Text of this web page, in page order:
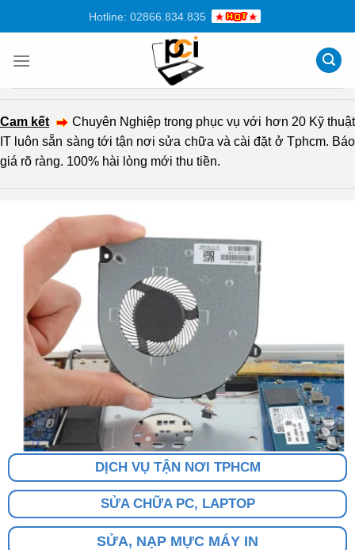
dung
Hotline: 02866.834.835
Cam kết
Chuyên Nghiệp trong phục vụ với hơn 20 Kỹ thuật
IT luôn sẵn sàng tới tận nơi sửa chữa và cài đặt ở Tphcm. Báo
giá rõ ràng. 100% hài lòng mới thu tiền.
DỊCH VỤ TẬN NƠI TPHCM
SỬA CHỮA PC, LAPTOP
SỬA, NẠP MỰC MÁY IN